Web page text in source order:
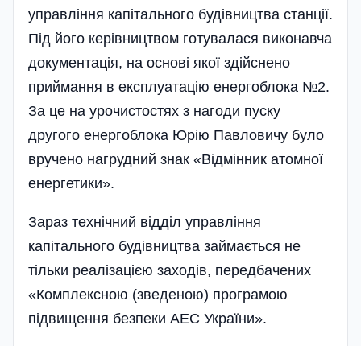
управління капітального будівництва станції.
Під його керівництвом готувалася виконавча
документація, на основі якої здійснено
приймання в експлуатацію енергоблока №2.
За це на урочистостях з нагоди пуску
другого енергоблока Юрію Павловичу було
вручено нагрудний знак «Відмінник атомної
енергетики».
Зараз технічний відділ управління
капітального будівництва займається не
тільки реалізацією заходів, передбачених
«Комплексною (зведеною) програмою
підвищення безпеки АЕС України».